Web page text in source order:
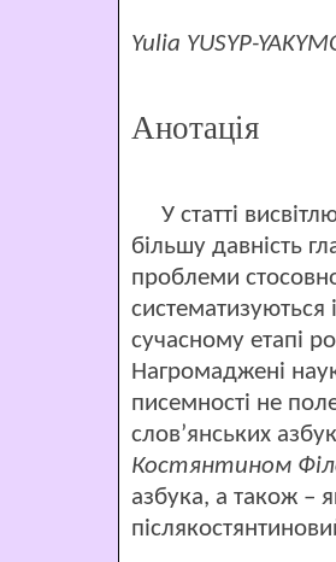
Yulia YUSYP-
Анотація
У статті
більшу давність
проблеми
систематизуються
сучасному етапі
Нагромаджені
писемності не
слов’янських азбук
Костянтином
азбука, а також –